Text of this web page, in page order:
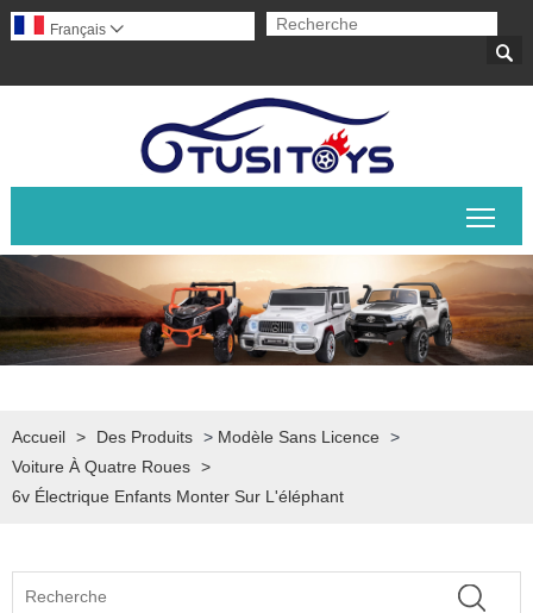

Français 
Accueil > Des Produits > Modèle Sans Licence
>
Voiture À Quatre Roues >
6v Électrique Enfants Monter Sur L'éléphant